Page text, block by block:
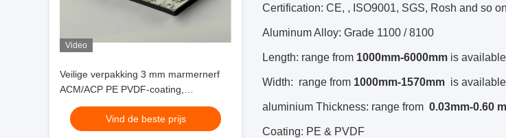
Video
Veilige verpakking 3 mm marmernerf
ACM/ACP PE PVDF-coating,
eenvoudige reiniging en krasbestendig
voor keukenachterwand op voorraad
Vind de beste prijs
Certification: CE, , ISO9001, SGS, Rosh and so on
Aluminum Alloy: Grade 1100 / 8100
Length: range from 1000mm-6000mm is available
Width: range from 1000mm-1570mm is available
aluminium Thickness: range from 0.03mm-0.60
Coating: PE & PVDF